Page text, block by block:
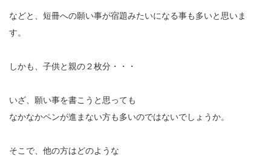
などと、短冊への願い事が宿題みたいになる事も多いと思いま
す。
しかも、子供と親の２枚分・・・
いざ、願い事を書こうと思っても
なかなかペンが進まない方も多いのではないでしょうか。
そこで、他の方はどのような